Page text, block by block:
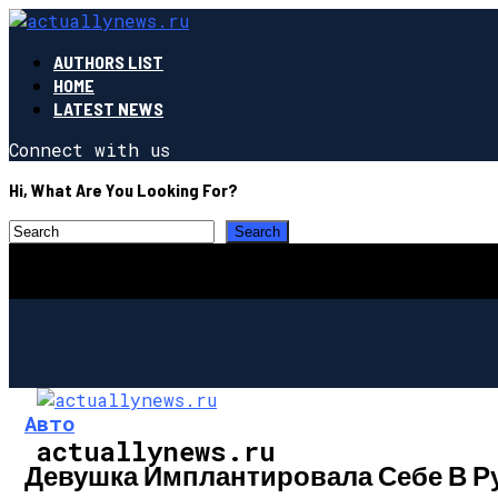
AUTHORS LIST
HOME
LATEST NEWS
Connect with us
Hi, What Are You Looking For?
actuallynews.ru
Авто
Девушка Имплантировала Себе В